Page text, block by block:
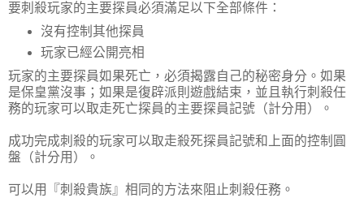
要刺殺玩家的主要探員必須滿足以下全部條件：
沒有控制其他探員
玩家已經公開亮相
玩家的主要探員如果死亡，必須揭露自己的秘密身分。如果
是保皇黨沒事；如果是復辟派則遊戲結束，並且執行刺殺任
務的玩家可以取走死亡探員的主要探員記號（計分用）。
成功完成刺殺的玩家可以取走殺死探員記號和上面的控制圓
盤（計分用）。
可以用『刺殺貴族』相同的方法來阻止刺殺任務。